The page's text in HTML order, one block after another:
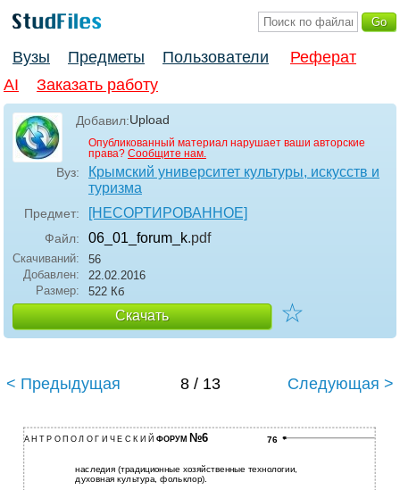
Вузы Предметы Пользователи
Реферат
AI
Заказать работу
Добавил:Upload
Опубликованный материал нарушает ваши авторские
права? Сообщите нам.
Вуз:
Крымский университет культуры, искусств и
туризма
Предмет: [НЕСОРТИРОВАННОЕ]
Файл: 06_01_forum_k.pdf
Скачиваний:
56
Добавлен:
22.02.2016
Размер:
522 Кб
Скачать ☆
< Предыдущая 8 / 13 Следующая >
А Н Т Р О П О Л О Г И Ч Е С К И ЙФОРУМ №6 76
наследия (традиционные хозяйственные технологии,
духовная культура, фольклор).